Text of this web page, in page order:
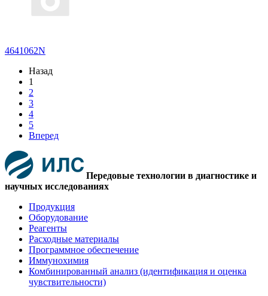
4641062N
Назад
1
2
3
4
5
Вперед
Передовые технологии в диагностике и
научных исследованиях
Продукция
Оборудование
Реагенты
Расходные материалы
Программное обеспечение
Иммунохимия
Комбинированный анализ (идентификация и оценка
чувствительности)